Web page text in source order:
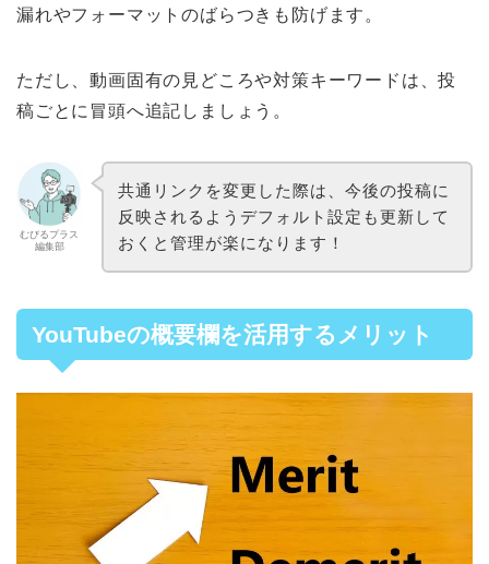
漏れやフォーマットのばらつきも防げます。
ただし、動画固有の見どころや対策キーワードは、投
稿ごとに冒頭へ追記しましょう。
むびるプラス
編集部
共通リンクを変更した際は、今後の投稿に
反映されるようデフォルト設定も更新して
おくと管理が楽になります！
YouTubeの概要欄を活用するメリット